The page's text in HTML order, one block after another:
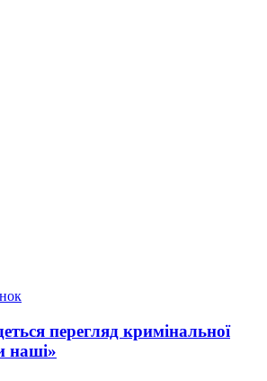
перегляд кримінальної
наші»